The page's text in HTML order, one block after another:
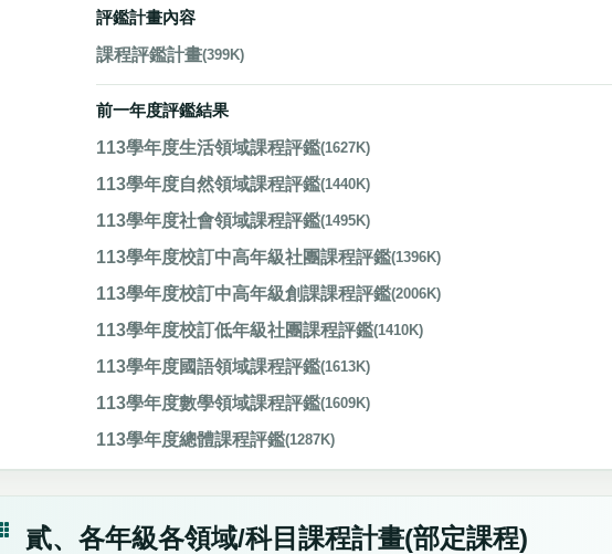
評鑑計畫內容
課程評鑑計畫(399K)
前一年度評鑑結果
113學年度生活領域課程評鑑(1627K)
113學年度自然領域課程評鑑(1440K)
113學年度社會領域課程評鑑(1495K)
113學年度校訂中高年級社團課程評鑑(1396K)
113學年度校訂中高年級創課課程評鑑(2006K)
113學年度校訂低年級社團課程評鑑(1410K)
113學年度國語領域課程評鑑(1613K)
113學年度數學領域課程評鑑(1609K)
113學年度總體課程評鑑(1287K)
貳、各年級各領域/科目課程計畫(部定課程)